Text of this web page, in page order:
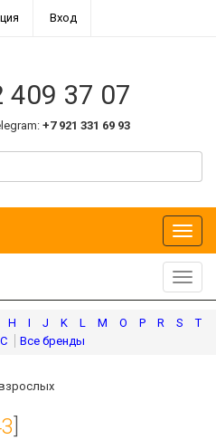
Вход
409 37 07
+7 921 331 69 93
Меню
H I J K L M O P R S
T
С